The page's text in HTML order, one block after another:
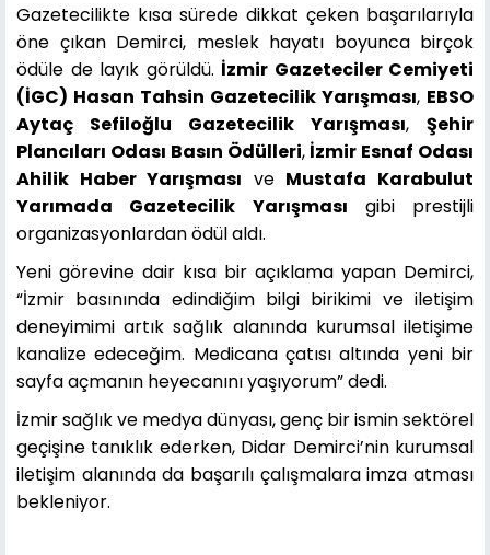
Gazetecilikte kısa sürede dikkat çeken başarılarıyla
öne çıkan Demirci, meslek hayatı boyunca birçok
ödüle de layık görüldü. İzmir Gazeteciler Cemiyeti
(İGC) Hasan Tahsin Gazetecilik Yarışması, EBSO
Aytaç Sefiloğlu Gazetecilik Yarışması, Şehir
Plancıları Odası Basın Ödülleri, İzmir Esnaf Odası
Ahilik Haber Yarışması ve Mustafa Karabulut
Yarımada Gazetecilik Yarışması gibi prestijli
organizasyonlardan ödül aldı.
Yeni görevine dair kısa bir açıklama yapan Demirci,
“İzmir basınında edindiğim bilgi birikimi ve iletişim
deneyimimi artık sağlık alanında kurumsal iletişime
kanalize edeceğim. Medicana çatısı altında yeni bir
sayfa açmanın heyecanını yaşıyorum” dedi.
İzmir sağlık ve medya dünyası, genç bir ismin sektörel
geçişine tanıklık ederken, Didar Demirci’nin kurumsal
iletişim alanında da başarılı çalışmalara imza atması
bekleniyor.